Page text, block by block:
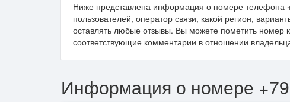
Ниже представлена информация о номере телефона
пользователей, оператор связи, какой регион,
оставлять любые отзывы. Вы можете пометить номер
соответствующие комментарии в отношении
Информация о номере